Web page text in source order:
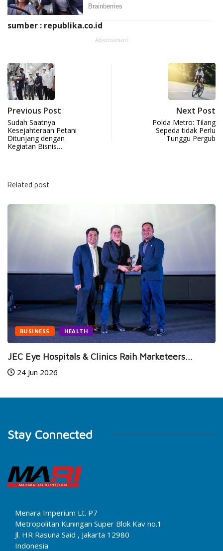
sumber : republika.co.id
Advertisement
Previous Post
Sudah Saatnya
Kesejahteraan Petani
Ditunjang dengan
Kegiatan Bisnis…
Next Post
Polda Metro: Tilang
Sepeda tidak Perlu
Tunggu Pergub
Related post
BUSINESS HEALTH
JEC Eye Hospitals & Clinics Raih Marketeers...
24 Jun 2026
Stay Connected
Menara Imperium Lt. P7
Metropolitan Kuningan Super Blok Kav no.1
Jl. HR Rasuna Said , Jakarta 12980
Indonesia